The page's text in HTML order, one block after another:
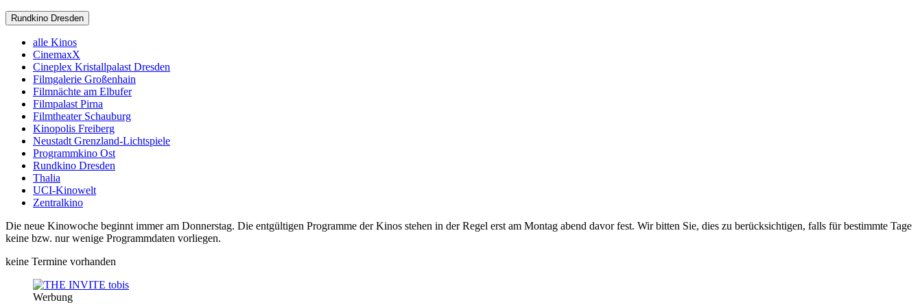
Rundkino Dresden
alle Kinos
CinemaxX
Cineplex Kristallpalast Dresden
Filmgalerie Großenhain
Filmnächte am Elbufer
Filmpalast Pirna
Filmtheater Schauburg
Kinopolis Freiberg
Neustadt Grenzland-Lichtspiele
Programmkino Ost
Rundkino Dresden
Thalia
UCI-Kinowelt
Zentralkino
Die neue Kinowoche beginnt immer am Donnerstag. Die entgültigen Programme der Kinos stehen in der Regel erst am Montag abend davor fest. Wir bitten Sie, dies zu berücksichtigen, falls für bestimmte Tage
keine bzw. nur wenige Programmdaten vorliegen.
keine Termine vorhanden
Werbung